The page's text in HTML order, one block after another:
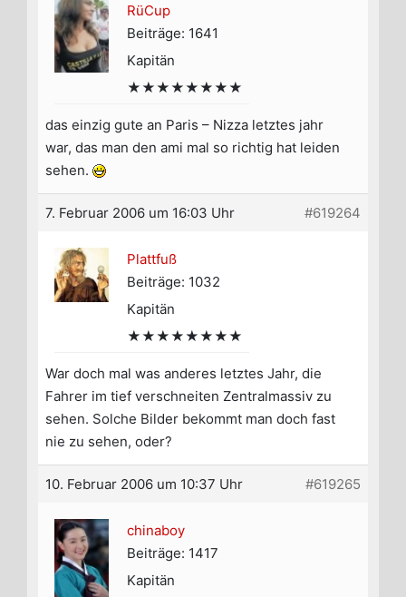
RüCup
Beiträge: 1641
Kapitän
★★★★★★★★
das einzig gute an Paris – Nizza letztes jahr
war, das man den ami mal so richtig hat leiden
sehen.
7. Februar 2006 um 16:03 Uhr #619264
Plattfuß
Beiträge: 1032
Kapitän
★★★★★★★★
War doch mal was anderes letztes Jahr, die
Fahrer im tief verschneiten Zentralmassiv zu
sehen. Solche Bilder bekommt man doch fast
nie zu sehen, oder?
10. Februar 2006 um 10:37 Uhr #619265
chinaboy
Beiträge: 1417
Kapitän